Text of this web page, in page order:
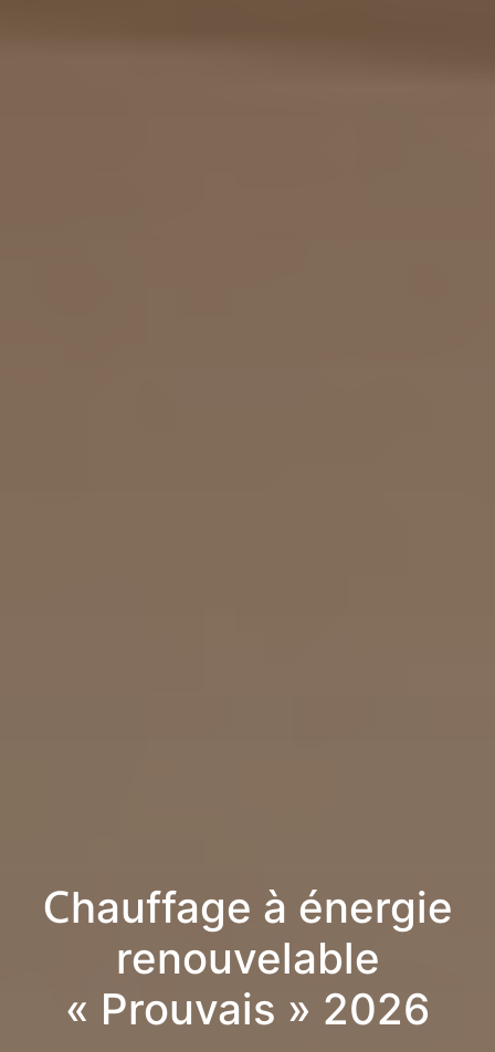
Chauffage à énergie
renouvelable
« Prouvais » 2026